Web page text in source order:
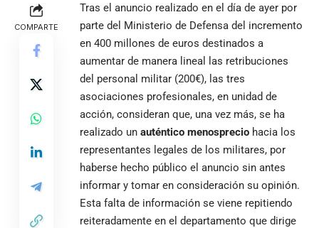
COMPARTE
Tras el anuncio realizado en el día de ayer por
parte del Ministerio de Defensa del incremento
en 400 millones de euros destinados a
aumentar de manera lineal las retribuciones
del personal militar (200€), las tres
asociaciones profesionales, en unidad de
acción, consideran que, una vez más, se ha
realizado un auténtico menosprecio hacia los
representantes legales de los militares, por
haberse hecho público el anuncio sin antes
informar y tomar en consideración su opinión.
Esta falta de información se viene repitiendo
reiteradamente en el departamento que dirige